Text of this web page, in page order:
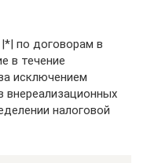
по договорам в
в течение
исключением
внереализационных
налоговой